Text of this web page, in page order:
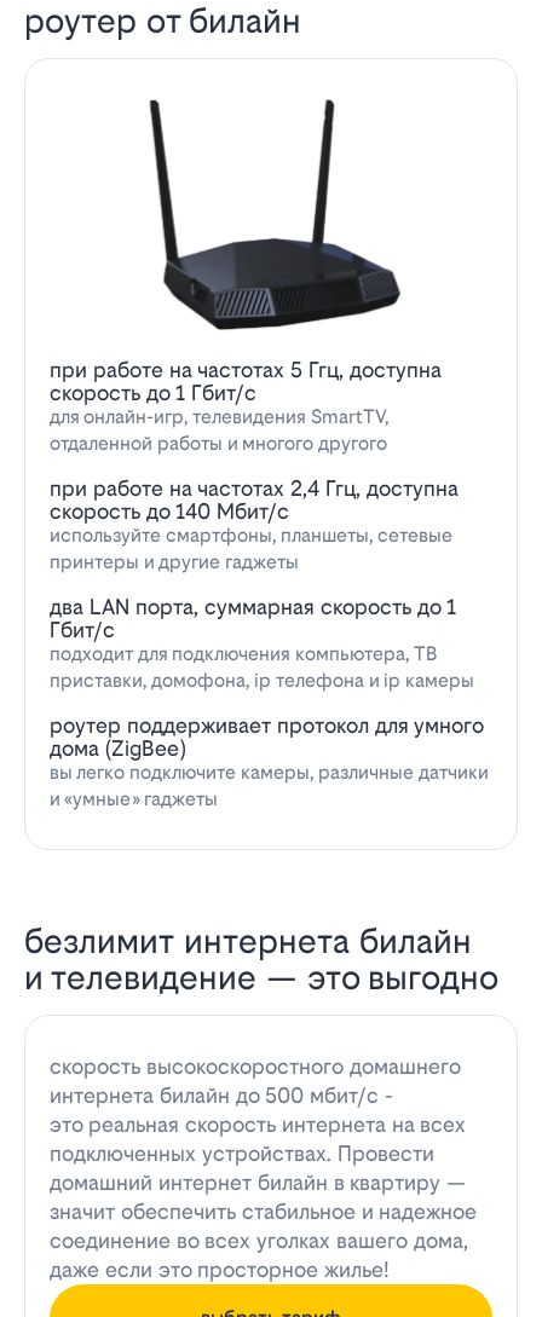
роутер от билайн
при работе на частотах 5 Ггц, доступна
скорость до 1 Гбит/с
для онлайн-игр, телевидения SmartTV,
отдаленной работы и многого другого
при работе на частотах 2,4 Ггц, доступна
скорость до 140 Мбит/с
используйте смартфоны, планшеты, сетевые
принтеры и другие гаджеты
два LAN порта, суммарная скорость до 1
Гбит/с
подходит для подключения компьютера, ТВ
приставки, домофона, ip телефона и ip камеры
роутер поддерживает протокол для умного
дома (ZigBee)
вы легко подключите камеры, различные датчики
и «умные» гаджеты
безлимит интернета билайн
и телевидение — это выгодно
скорость высокоскоростного домашнего
интернета билайн до 500 мбит/с -
это реальная скорость интернета на всех
подключенных устройствах. Провести
домашний интернет билайн в квартиру —
значит обеспечить стабильное и надежное
соединение во всех уголках вашего дома,
даже если это просторное жилье!